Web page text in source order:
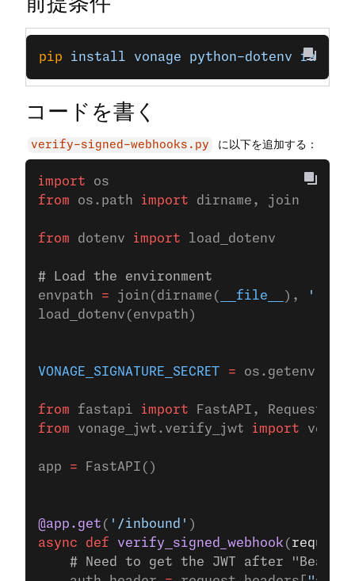
pip install vonage python-dotenv
コードを書く
verify-signed-webhooks.py に以下を追加する：
import os
from os.path import dirname, join
from dotenv import load_dotenv
# Load the environment
envpath = join(dirname( __file__ ),
'../
load_dotenv(envpath)
VONAGE_SIGNATURE_SECRET = os.getenv(
from fastapi import FastAPI, Request
from vonage_jwt.verify_jwt import
app = FastAPI()
@app.get ( '/inbound' )
async def verify_signed_webhook ( request
# Need to get the JWT after "Bearer